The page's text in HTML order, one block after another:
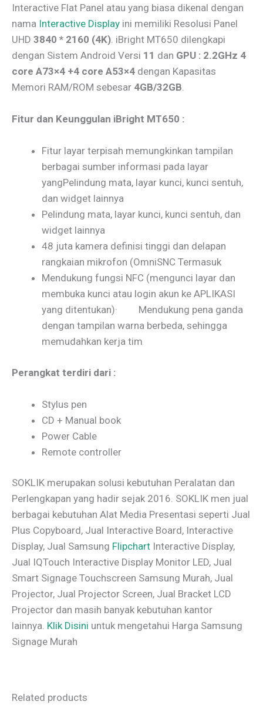
Interactive Flat Panel atau yang biasa dikenal dengan
nama Interactive Display ini memiliki Resolusi Panel
UHD 3840 * 2160 (4K) . iBright MT650 dilengkapi
dengan Sistem Android Versi 11 dan GPU : 2.2GHz 4
core A73×4 +4 core A53×4 dengan Kapasitas
Memori RAM/ROM sebesar 4GB/32GB
Fitur dan Keunggulan iBright MT650 :
Fitur layar terpisah memungkinkan tampilan
berbagai sumber informasi pada layar
yangPelindung mata, layar kunci, kunci sentuh,
dan widget lainnya
Pelindung mata, layar kunci, kunci sentuh, dan
widget lainnya
48 juta kamera definisi tinggi dan delapan
rangkaian mikrofon (OmniSNC Termasuk
Mendukung fungsi NFC (mengunci layar dan
membuka kunci atau login akun ke APLIKASI
yang ditentukan)· Mendukung pena ganda
dengan tampilan warna berbeda, sehingga
memudahkan kerja tim
Perangkat terdiri dari :
Stylus pen
CD + Manual book
Power Cable
Remote controller
SOKLIK merupakan solusi kebutuhan Peralatan dan
Perlengkapan yang hadir sejak 2016. SOKLIK men jual
berbagai kebutuhan Alat Media Presentasi seperti Jual
Plus Copyboard, Jual Interactive Board, Interactive
Display, Jual Samsung Flipchart Interactive Display,
Jual IQTouch Interactive Display Monitor LED, Jual
Smart Signage Touchscreen Samsung Murah, Jual
Projector, Jual Projector Screen, Jual Bracket LCD
Projector dan masih banyak kebutuhan kantor
lainnya. Klik Disini untuk mengetahui Harga Samsung
Signage Murah
Related products